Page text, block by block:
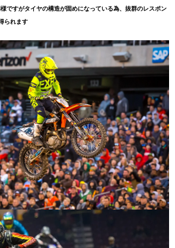
ですがタイヤの構造が固めになっている為、抜群のレスポン
られます